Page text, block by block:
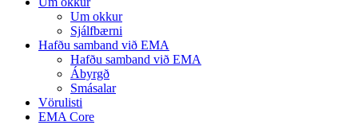
Um okkur
Sjálfbærni
Hafðu samband við EMA
Hafðu samband við EMA
Ábyrgð
Smásalar
Vörulisti
EMA Core